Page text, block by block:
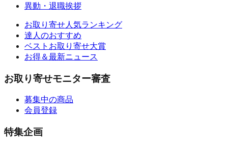
異動・退職挨拶
お取り寄せ人気ランキング
達人のおすすめ
ベストお取り寄せ大賞
お得＆最新ニュース
お取り寄せモニター審査
募集中の商品
会員登録
特集企画